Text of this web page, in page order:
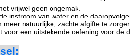
vrijwel geen ongemak.
instroom van water en de
meer natuurlijke, zachte afgifte te
voor een uitstekende oefening voor de